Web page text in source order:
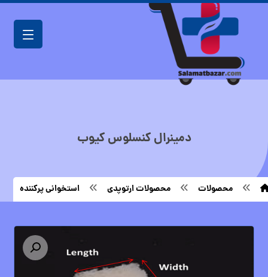
دمینرال کنسلوس کیوب
محصولات محصولات ارتوپدی استخوانی پرکننده
بزرگنمایی تصویر